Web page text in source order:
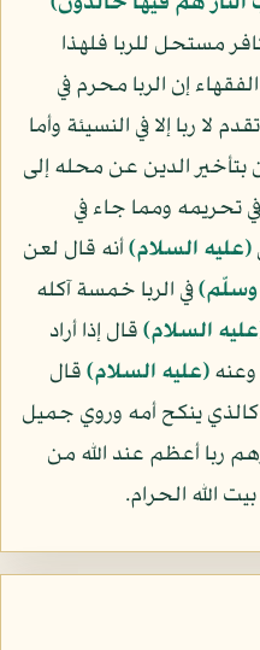
مستحل للربا فلهذا
إن الربا محرم في
لا ربا إلا في النسيئة وأما
بتأخير الدين عن محله إلى
تحريمه ومما جاء في
(عليه السلام)أنه قال لعن
وسلّم)في الربا خمسة آكله
السلام)قال إذا أراد
وعنه(عليه السلام)قال
كالذي ينكح أمه وروي جميل
ربا أعظم عند الله من
الله الحرام.